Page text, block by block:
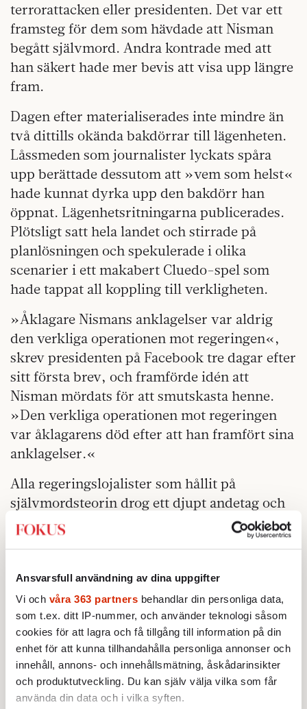
Ansvarsfull användning av dina uppgifter
Vi och våra 363 partners behandlar din personliga data,
som t.ex. ditt IP-nummer, och använder teknologi såsom
cookies för att lagra och få tillgång till information på din
enhet för att kunna tillhandahålla personliga annonser och
innehåll, annons- och innehållsmätning, åskådarinsikter
och produktutveckling. Du kan själv välja vilka som får
använda din data och i vilka syften.
terrorattacken eller presidenten. Det var ett
framsteg för dem som hävdade att Nisman
begått självmord. Andra kontrade med att
han säkert hade mer bevis att visa upp längre
fram.
Dagen efter materialiserades inte mindre än
två dittills okända bakdörrar till lägenheten.
Låssmeden som journalister lyckats spåra
upp berättade dessutom att »vem som helst«
hade kunnat dyrka upp den bakdörr han
öppnat. Lägenhetsritningarna publicerades.
Plötsligt satt hela landet och stirrade på
planlösningen och spekulerade i olika
scenarier i ett makabert Cluedo-spel som
hade tappat all koppling till verkligheten.
»Åklagare Nismans anklagelser var aldrig
den verkliga operationen mot regeringen«,
skrev presidenten på Facebook tre dagar efter
sitt första brev, och framförde idén att
Nisman mördats för att smutskasta henne.
»Den verkliga operationen mot regeringen
var åklagarens död efter att han framfört sina
anklagelser.«
Alla regeringslojalister som hållit på
självmordsteorin drog ett djupt andetag och
började argumentera lika övertygat för denna
nya och diametralt motsatta idé.
Konspirationsteorier
är inte svårsålda på en
kontinent som tills för några decennier sedan
var USA:s bakgård, nedlusad med CIA-
spioner som medverkade till att avsätta
regeringar. I dag präglas många
sydamerikanska länder av täta band mellan
organiserad brottslighet, politiker och
näringsliv, med medier som ytterligare en